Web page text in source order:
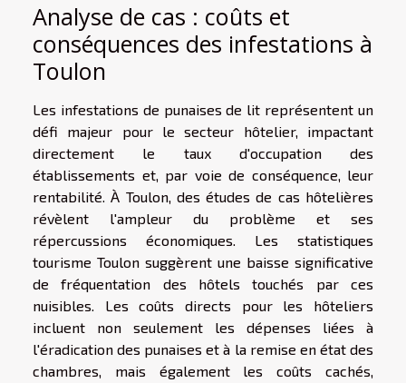
Analyse de cas : coûts et
conséquences des infestations à
Toulon
Les infestations de punaises de lit représentent un
défi majeur pour le secteur hôtelier, impactant
directement le taux d'occupation des
établissements et, par voie de conséquence, leur
rentabilité. À Toulon, des études de cas hôtelières
révèlent l'ampleur du problème et ses
répercussions économiques. Les statistiques
tourisme Toulon suggèrent une baisse significative
de fréquentation des hôtels touchés par ces
nuisibles. Les coûts directs pour les hôteliers
incluent non seulement les dépenses liées à
l'éradication des punaises et à la remise en état des
chambres, mais également les coûts cachés,